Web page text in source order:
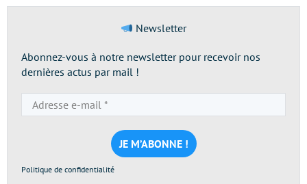
Newsletter
Abonnez-vous à notre newsletter pour recevoir nos
dernières actus par mail !
e-
mail
*
Politique de confidentialité